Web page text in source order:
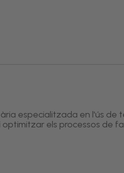
especialitzada en l'ús de
els processos de